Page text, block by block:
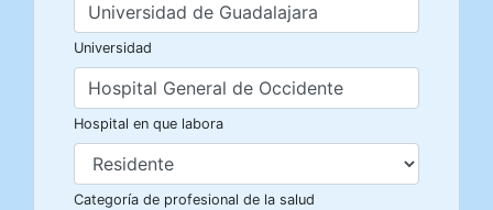
Universidad
Hospital en que labora
Categoría de profesional de la salud